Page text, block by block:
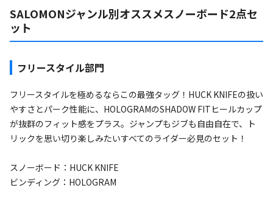
SALOMONジャンル別オススメスノーボード2点セ
ット
フリースタイル部門
フリースタイルを極めるならこの最強タッグ！HUCK KNIFEの扱い
やすさとパーク性能に、HOLOGRAMのSHADOW FITヒールカップ
が抜群のフィット感をプラス。ジャンプもジブも自由自在で、ト
リックを思い切り楽しみたいすべてのライダー必見のセット！
スノーボード：HUCK KNIFE
ビンディング：HOLOGRAM